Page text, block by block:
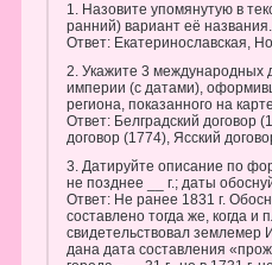
1. Назовите упомянутую в
ранний) вариант её названия.
Ответ: Екатеринославская,
2. Укажите 3 международных
империи (с датами),
региона, показанного на
Ответ: Белградский договор
договор (1774), Ясский
3. Датируйте описание по
не позднее __ г.; даты
Ответ: Не ранее 1831 г.
составлено тогда же, когда и
свидетельствовал землемер
дана дата составления